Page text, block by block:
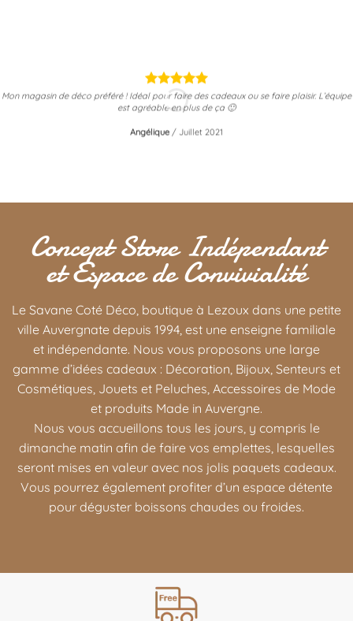
Mon magasin de déco préféré ! Idéal pour faire des cadeaux ou se faire plaisir. L’équipe
est agréable en plus de ça 🙂
Angélique / Juillet 2021
Concept Store Indépendant
et Espace de Convivialité
Le Savane Coté Déco, boutique à Lezoux dans une petite
ville Auvergnate depuis 1994, est une enseigne familiale
et indépendante. Nous vous proposons une large
gamme d’idées cadeaux : Décoration, Bijoux, Senteurs et
Cosmétiques, Jouets et Peluches, Accessoires de Mode
et produits Made in Auvergne.
Nous vous accueillons tous les jours, y compris le
dimanche matin afin de faire vos emplettes, lesquelles
seront mises en valeur avec nos jolis paquets cadeaux.
Vous pourrez également profiter d’un espace détente
pour déguster boissons chaudes ou froides.